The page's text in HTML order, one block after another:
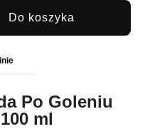
Do koszyka
Po Goleniu
ml